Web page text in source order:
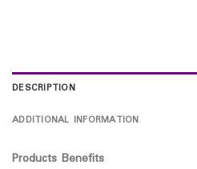
DESCRIPTION
ADDITIONAL INFORMATION
Products Benefits